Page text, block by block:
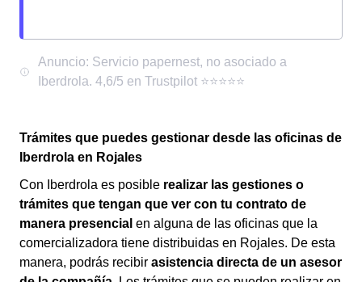
Trámites que puedes gestionar desde las oficinas de
Iberdrola en Rojales
Con Iberdrola es posible realizar las gestiones o
trámites que tengan que ver con tu contrato de
manera presencial en alguna de las oficinas que la
comercializadora tiene distribuidas en Rojales. De esta
manera, podrás recibir asistencia directa de un asesor